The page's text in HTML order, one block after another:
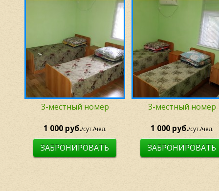
3-местный номер
1 000 руб./сут./чел.
ЗАБРОНИРОВАТЬ
3-местный номер
1 000 руб./сут./чел.
ЗАБРОНИРОВАТЬ